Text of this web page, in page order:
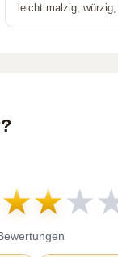
leicht malzig,
★★★